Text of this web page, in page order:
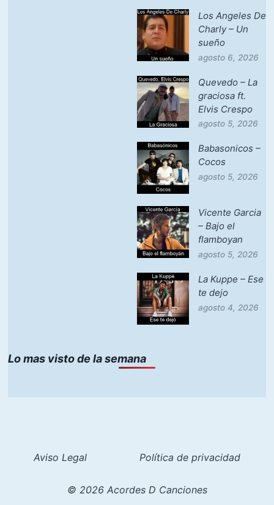
Los Angeles De
Charly – Un
sueño
agosto 6, 2026
Quevedo – La
graciosa ft.
Elvis Crespo
agosto 5, 2026
Babasonicos –
Cocos
agosto 5, 2026
Vicente Garcia
– Bajo el
flamboyan
agosto 5, 2026
La Kuppe – Ese
te dejo
agosto 4, 2026
Lo mas visto de la semana
Aviso Legal Política de privacidad
© 2026 Acordes D Canciones